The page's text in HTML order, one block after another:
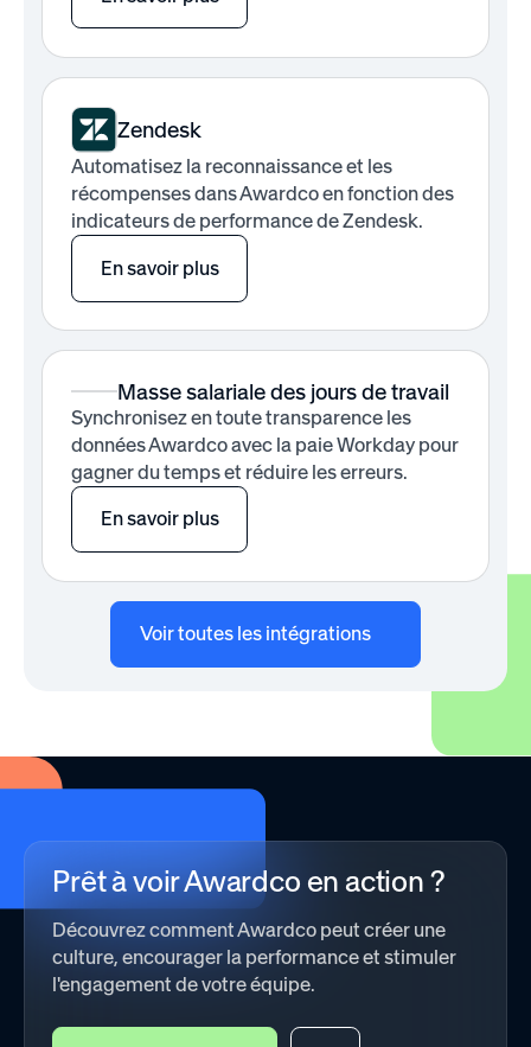
Zendesk
Automatisez la reconnaissance et les
récompenses dans Awardco en fonction des
indicateurs de performance de Zendesk.
En savoir plus
Masse salariale des jours de travail
Synchronisez en toute transparence les
données Awardco avec la paie Workday pour
gagner du temps et réduire les erreurs.
En savoir plus
Voir toutes les intégrations
Prêt à voir Awardco en action ?
Découvrez comment Awardco peut créer une
culture, encourager la performance et stimuler
l'engagement de votre équipe.